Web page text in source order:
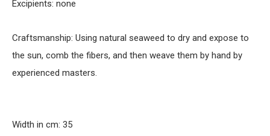
Excipients: none
Craftsmanship: Using natural seaweed to dry and expose to
the sun, comb the fibers, and then weave them by hand by
experienced masters.
Width in cm: 35